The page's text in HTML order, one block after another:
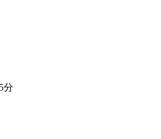
分